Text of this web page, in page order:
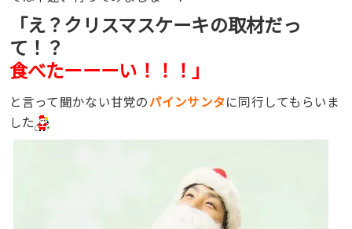
「え？クリスマスケーキの取材だっ
て！？
食べたーーーい！！！」
と言って聞かない甘党のパインサンタに同行してもらいま
した